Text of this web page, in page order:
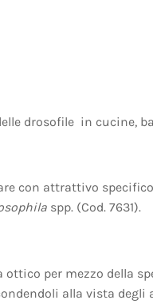
drosofile in cucine,
con attrattivo
spp. (Cod. 7631).
ottico per mezzo della
alla vista degli